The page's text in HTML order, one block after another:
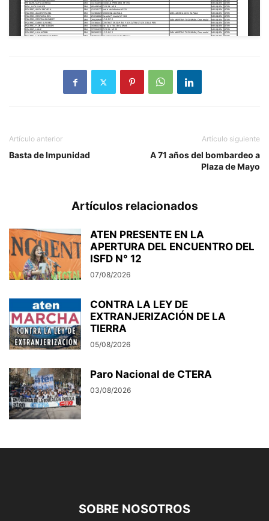
Artículo anterior
Basta de Impunidad
Artículo siguiente
A 71 años del bombardeo a
Plaza de Mayo
Artículos relacionados
ATEN PRESENTE EN LA
APERTURA DEL ENCUENTRO DEL
ISFD N° 12
07/08/2026
CONTRA LA LEY DE
EXTRANJERIZACIÓN DE LA
TIERRA
05/08/2026
Paro Nacional de CTERA
03/08/2026
SOBRE NOSOTROS